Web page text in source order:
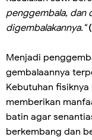
penggembala, dan
digembalakannya."
Menjadi
gembalaannya
Kebutuhan
memberikan
batin agar
berkembang dan